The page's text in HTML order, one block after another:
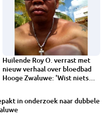
Huilende Roy O. verrast met
nieuw verhaal over bloedbad
Hooge Zwaluwe: 'Wist niets
in onderzoek naar dubbele